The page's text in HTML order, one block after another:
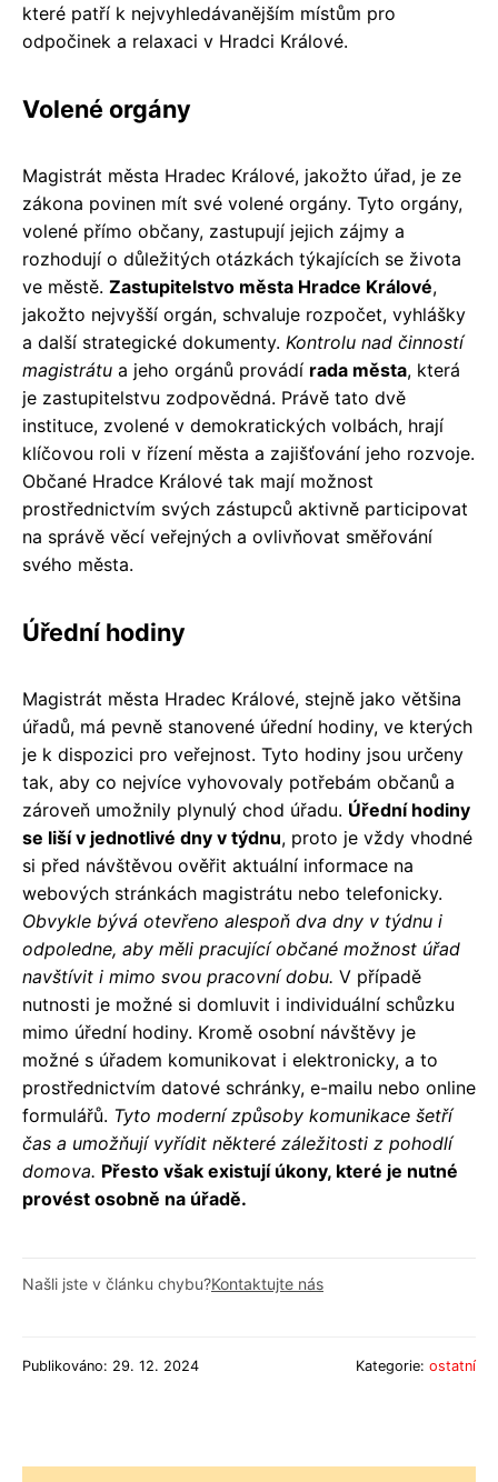
které patří k nejvyhledávanějším místům pro
odpočinek a relaxaci v Hradci Králové.
Volené orgány
Magistrát města Hradec Králové, jakožto úřad, je ze
zákona povinen mít své volené orgány. Tyto orgány,
volené přímo občany, zastupují jejich zájmy a
rozhodují o důležitých otázkách týkajících se života
ve městě. Zastupitelstvo města Hradce Králové,
jakožto nejvyšší orgán, schvaluje rozpočet, vyhlášky
a další strategické dokumenty. Kontrolu nad činností
magistrátu a jeho orgánů provádí rada města, která
je zastupitelstvu zodpovědná. Právě tato dvě
instituce, zvolené v demokratických volbách, hrají
klíčovou roli v řízení města a zajišťování jeho rozvoje.
Občané Hradce Králové tak mají možnost
prostřednictvím svých zástupců aktivně participovat
na správě věcí veřejných a ovlivňovat směřování
svého města.
Úřední hodiny
Magistrát města Hradec Králové, stejně jako většina
úřadů, má pevně stanovené úřední hodiny, ve kterých
je k dispozici pro veřejnost. Tyto hodiny jsou určeny
tak, aby co nejvíce vyhovovaly potřebám občanů a
zároveň umožnily plynulý chod úřadu. Úřední hodiny
se liší v jednotlivé dny v týdnu, proto je vždy vhodné
si před návštěvou ověřit aktuální informace na
webových stránkách magistrátu nebo telefonicky.
Obvykle bývá otevřeno alespoň dva dny v týdnu i
odpoledne, aby měli pracující občané možnost úřad
navštívit i mimo svou pracovní dobu. V případě
nutnosti je možné si domluvit i individuální schůzku
mimo úřední hodiny. Kromě osobní návštěvy je
možné s úřadem komunikovat i elektronicky, a to
prostřednictvím datové schránky, e-mailu nebo online
formulářů. Tyto moderní způsoby komunikace šetří
čas a umožňují vyřídit některé záležitosti z pohodlí
domova. Přesto však existují úkony, které je nutné
provést osobně na úřadě.
Našli jste v článku chybu?Kontaktujte nás
Publikováno: 29. 12. 2024 Kategorie: ostatní